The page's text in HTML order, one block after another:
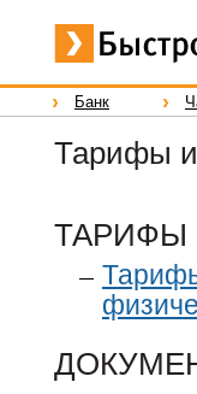
Банк
Тарифы
ТАРИФЫ